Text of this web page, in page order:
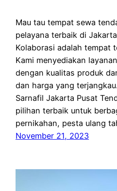
Mau tau tempat sewa
pelayana terbaik di
Kolaborasi adalah tempat
Kami menyediakan
dengan kualitas produk
dan harga yang
Sarnafil Jakarta Pusat
pilihan terbaik untuk
pernikahan, pesta ulang
November 21, 2023